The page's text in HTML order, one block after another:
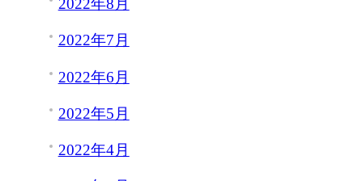
2022年8月
2022年7月
2022年6月
2022年5月
2022年4月